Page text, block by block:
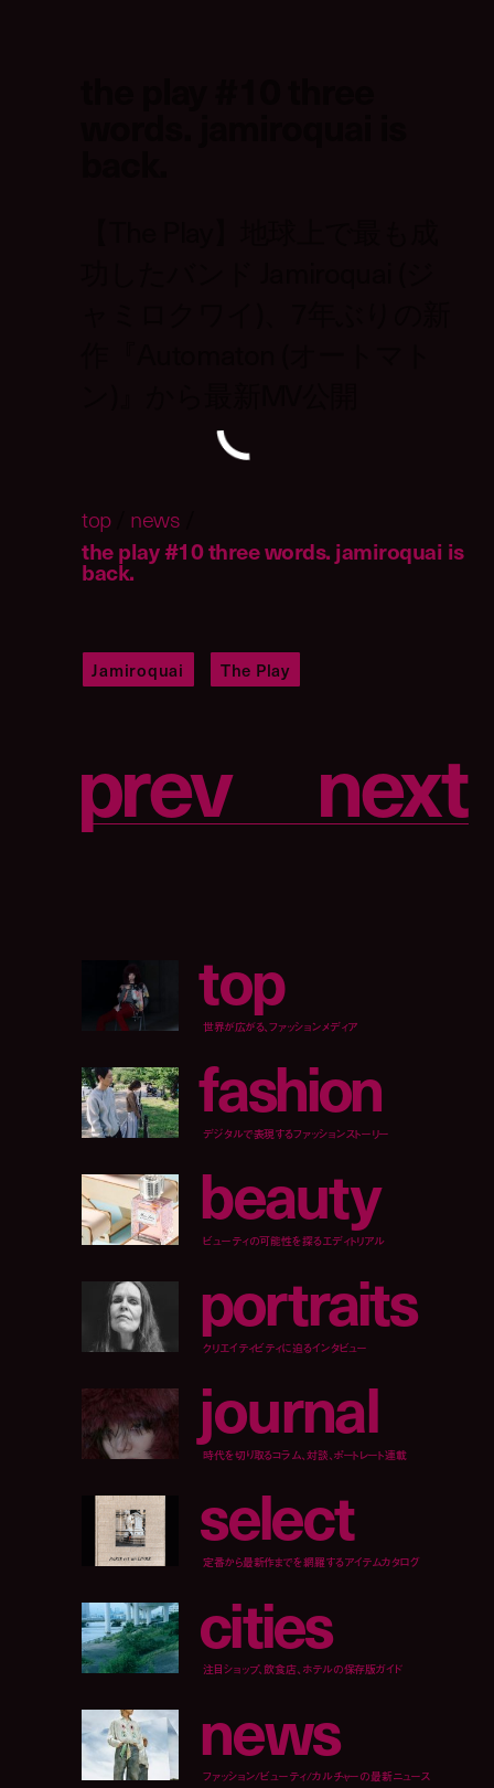
top/ news
the play #10 three words. jamiroquai is
back.
Jamiroquai The Play
prev next
top
世界が広がる、ファッションメディア
fashion
デジタルで表現するファッションストーリー
beauty
ビューティの可能性を探るエディトリアル
portraits
クリエイティビティに迫るインタビュー
journal
時代を切り取るコラム、対談、ポートレート連載
select
定番から最新作までを網羅するアイテムカタログ
cities
注目ショップ、飲食店、ホテルの保存版ガイド
news
ファッション/ビューティ/カルチャーの最新ニュース